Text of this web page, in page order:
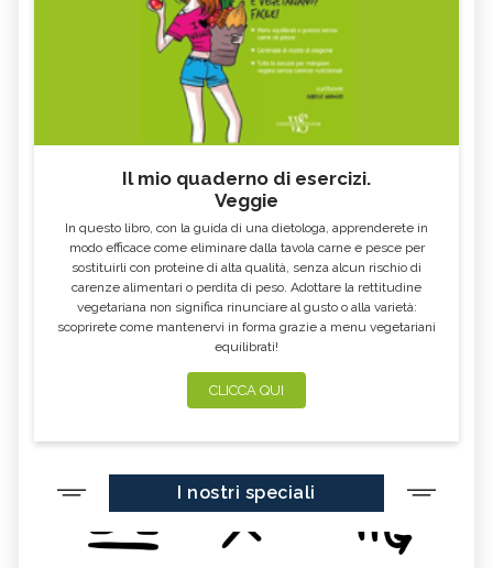
Il mio quaderno di esercizi.
Veggie
In questo libro, con la guida di una dietologa, apprenderete in
modo efficace come eliminare dalla tavola carne e pesce per
sostituirli con proteine di alta qualità, senza alcun rischio di
carenze alimentari o perdita di peso. Adottare la rettitudine
vegetariana non significa rinunciare al gusto o alla varietà:
scoprirete come mantenervi in forma grazie a menu vegetariani
equilibrati!
CLICCA QUI
I nostri speciali